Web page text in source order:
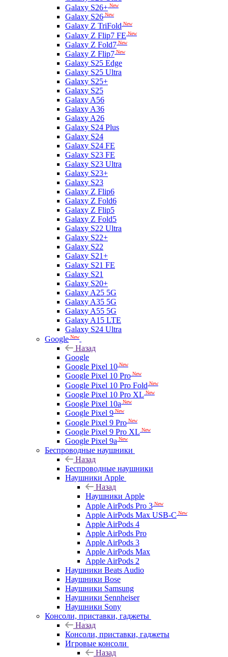
Galaxy S26+ New
Galaxy S26 New
Galaxy Z TriFold New
Galaxy Z Flip7 FE New
Galaxy Z Fold7 New
Galaxy Z Flip7 New
Galaxy S25 Edge
Galaxy S25 Ultra
Galaxy S25+
Galaxy S25
Galaxy A56
Galaxy A36
Galaxy A26
Galaxy S24 Plus
Galaxy S24
Galaxy S24 FE
Galaxy S23 FE
Galaxy S23 Ultra
Galaxy S23+
Galaxy S23
Galaxy Z Flip6
Galaxy Z Fold6
Galaxy Z Flip5
Galaxy Z Fold5
Galaxy S22 Ultra
Galaxy S22+
Galaxy S22
Galaxy S21+
Galaxy S21 FE
Galaxy S21
Galaxy S20+
Galaxy A25 5G
Galaxy A35 5G
Galaxy A55 5G
Galaxy A15 LTE
Galaxy S24 Ultra
Google New
Назад
Google
Google Pixel 10 New
Google Pixel 10 Pro New
Google Pixel 10 Pro Fold New
Google Pixel 10 Pro XL New
Google Pixel 10a New
Google Pixel 9 New
Google Pixel 9 Pro New
Google Pixel 9 Pro XL New
Google Pixel 9a New
Беспроводные наушники
Назад
Беспроводные наушники
Наушники Apple
Назад
Наушники Apple
Apple AirPods Pro 3 New
Apple AirPods Max USB-C New
Apple AirPods 4
Apple AirPods Pro
Apple AirPods 3
Apple AirPods Max
Apple AirPods 2
Наушники Beats Audio
Наушники Bose
Наушники Samsung
Наушники Sennheiser
Наушники Sony
Консоли, приставки, гаджеты
Назад
Консоли, приставки, гаджеты
Игровые консоли
Назад